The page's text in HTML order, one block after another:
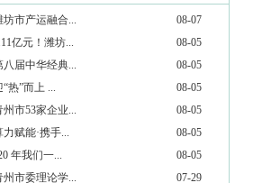
坊市产运融合...
08-07
亿元！潍坊...
08-05
八届中华经典...
08-05
“热”而上 ...
08-05
州市53家企业...
08-05
力赋能·携手...
08-05
年我们一...
08-05
州市委理论学...
07-29